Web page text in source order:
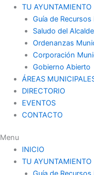
TU AYUNTAMIENTO
Guía de
Saludo del Alcalde
Ordenanzas
Corporación
Gobierno Abierto
ÁREAS
DIRECTORIO
EVENTOS
CONTACTO
Menu
INICIO
TU AYUNTAMIENTO